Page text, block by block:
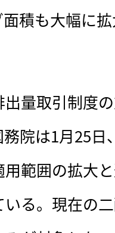
積も大幅に
量取引制度
院は1月25
範囲の拡大
る。現在の